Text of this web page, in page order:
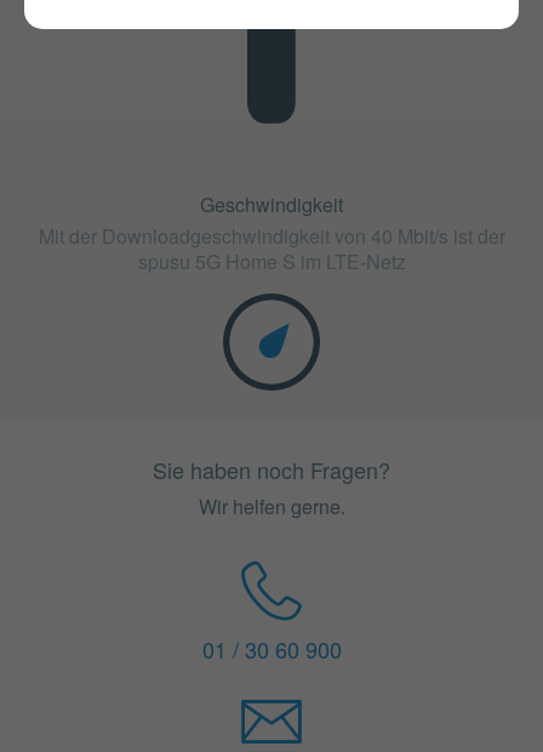
Geschwindigkeit
Mit der Downloadgeschwindigkeit von 40 Mbit/s ist der
spusu 5G Home S im LTE-Netz
Sie haben noch Fragen?
Wir helfen gerne.
01 / 30 60 900